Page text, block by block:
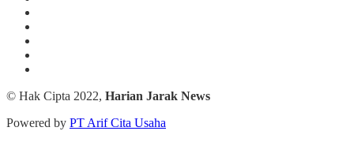
© Hak Cipta 2022, Harian Jarak News
Powered by PT Arif Cita Usaha